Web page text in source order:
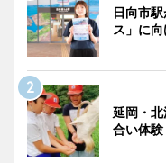
日向市
ス」に
延岡・
合い体